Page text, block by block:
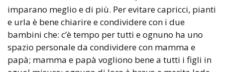
imparano meglio e di più. Per evitare capricci, pianti
e urla è bene chiarire e condividere con i due
bambini che: c’è tempo per tutti e ognuno ha uno
spazio personale da condividere con mamma e
papà; mamma e papà vogliono bene a tutti i figli in